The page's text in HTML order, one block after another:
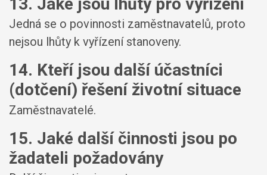
Jedná se o povinnosti zaměstnavatelů, proto
nejsou lhůty k vyřízení stanoveny.
14. Kteří jsou další účastníci
(dotčení) řešení životní situace
Zaměstnavatelé.
15. Jaké další činnosti jsou po
žadateli požadovány